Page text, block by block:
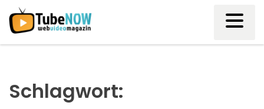
content
Schlagwort: